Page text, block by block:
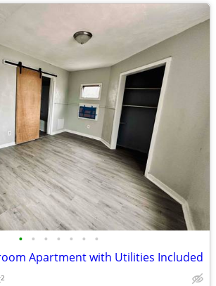
• • • • • • •
Apartment with Utilities Included
2